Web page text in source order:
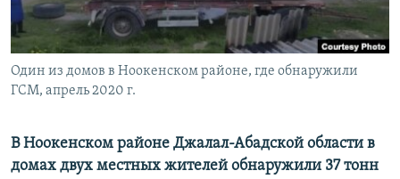
Один из домов в Ноокенском районе, где обнаружили
ГСМ, апрель 2020 г.
В Ноокенском районе Джалал-Абадской области в
домах двух местных жителей обнаружили 37 тонн